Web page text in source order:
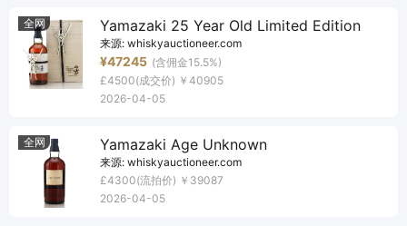
全网 Yamazaki 25 Year Old Limited Edition
来源: whiskyauctioneer.com
¥47245 (含佣金15.5%)
£4500(成交价) ￥40905
2026-04-05
全网 Yamazaki Age Unknown
来源: whiskyauctioneer.com
£4300(流拍价) ￥39087
2026-04-05